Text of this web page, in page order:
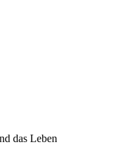
das Leben